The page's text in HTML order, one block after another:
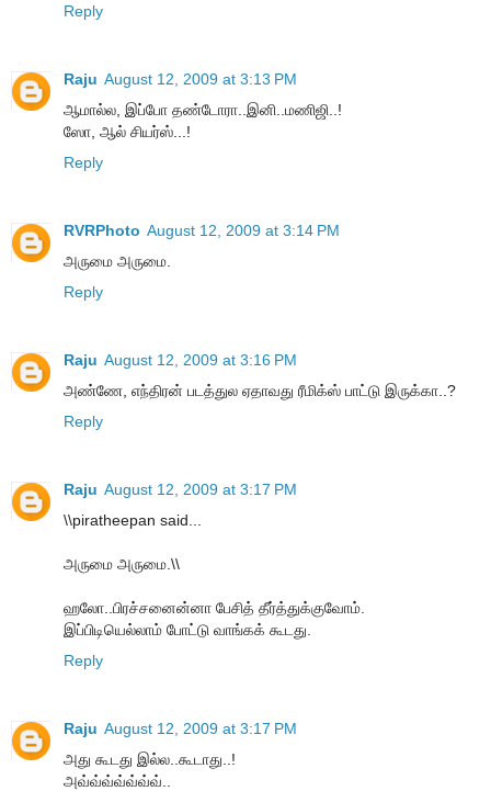
Reply
Raju August 12, 2009 at 3:13 PM
ஆமால்ல, இப்போ தண்டோரா..இனி..மணிஜி..!
ஸோ, ஆல் சியர்ஸ்...!
Reply
RVRPhoto August 12, 2009 at 3:14 PM
அருமை அருமை.
Reply
Raju August 12, 2009 at 3:16 PM
அண்ணே, எந்திரன் படத்துல ஏதாவது ரீமிக்ஸ் பாட்டு இருக்கா..?
Reply
Raju August 12, 2009 at 3:17 PM
\\piratheepan said...
அருமை அருமை.\\
ஹலோ..பிரச்சனைன்னா பேசித் தீர்த்துக்குவோம்.
இப்பிடியெல்லாம் போட்டு வாங்கக் கூடது.
Reply
Raju August 12, 2009 at 3:17 PM
அது கூடது இல்ல..கூடாது..!
அவ்வ்வ்வ்வ்வ்வ்..